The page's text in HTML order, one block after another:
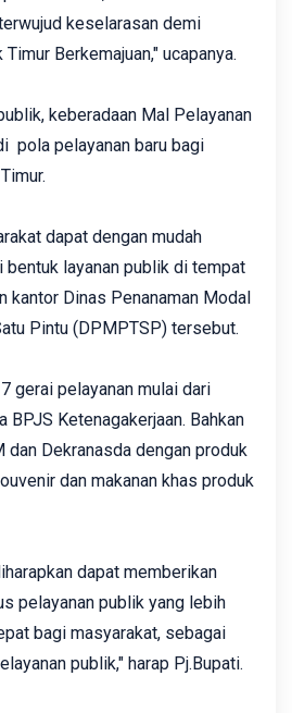
keselarasan demi
Berkemajuan," ucapanya.
keberadaan Mal Pelayanan
pola pelayanan baru bagi
dapat dengan mudah
layanan publik di tempat
kantor Dinas Penanaman Modal
Pintu (DPMPTSP) tersebut.
gerai pelayanan mulai dari
BPJS Ketenagakerjaan. Bahkan
dan Dekranasda dengan produk
dan makanan khas produk
dapat memberikan
pelayanan publik yang lebih
bagi masyarakat, sebagai
publik," harap Pj.Bupati.